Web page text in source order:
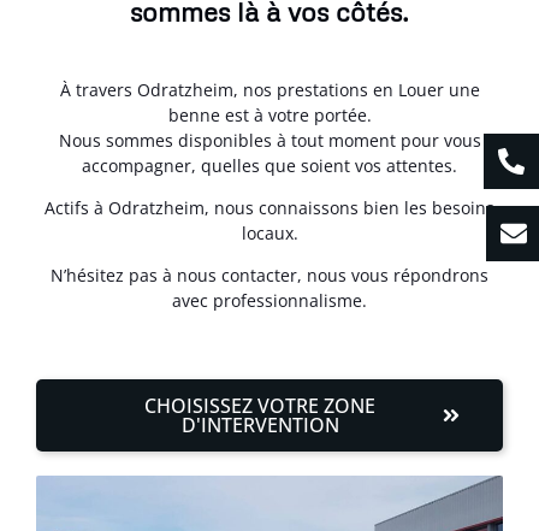
sommes là à vos côtés.
À travers Odratzheim, nos prestations en Louer une
benne est à votre portée.
Nous sommes disponibles à tout moment pour vous
accompagner, quelles que soient vos attentes.
Actifs à Odratzheim, nous connaissons bien les besoins
locaux.
N’hésitez pas à nous contacter, nous vous répondrons
avec professionnalisme.
CHOISISSEZ VOTRE ZONE
D'INTERVENTION